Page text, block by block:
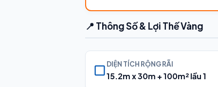
📍 Thông Số & Lợi Thế Vàng
DIỆN TÍCH RỘNG RÃI
15.2m x 30m + 100m² lầu 1